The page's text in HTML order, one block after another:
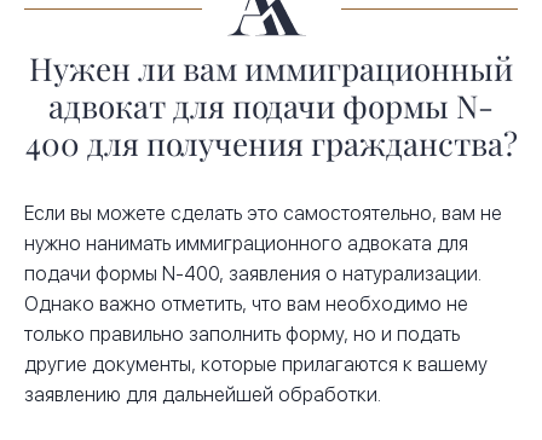
Нужен ли вам иммиграционный
адвокат для подачи формы N-
400 для получения гражданства?
Если вы можете сделать это самостоятельно, вам не
нужно нанимать иммиграционного адвоката для
подачи формы N-400, заявления о натурализации.
Однако важно отметить, что вам необходимо не
только правильно заполнить форму, но и подать
другие документы, которые прилагаются к вашему
заявлению для дальнейшей обработки.